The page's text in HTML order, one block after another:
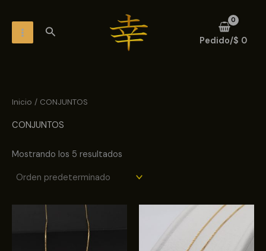
contenidoMENUBuscar
Pedido/$ 0
Inicio / CONJUNTOS
CONJUNTOS
Mostrando los 5 resultados